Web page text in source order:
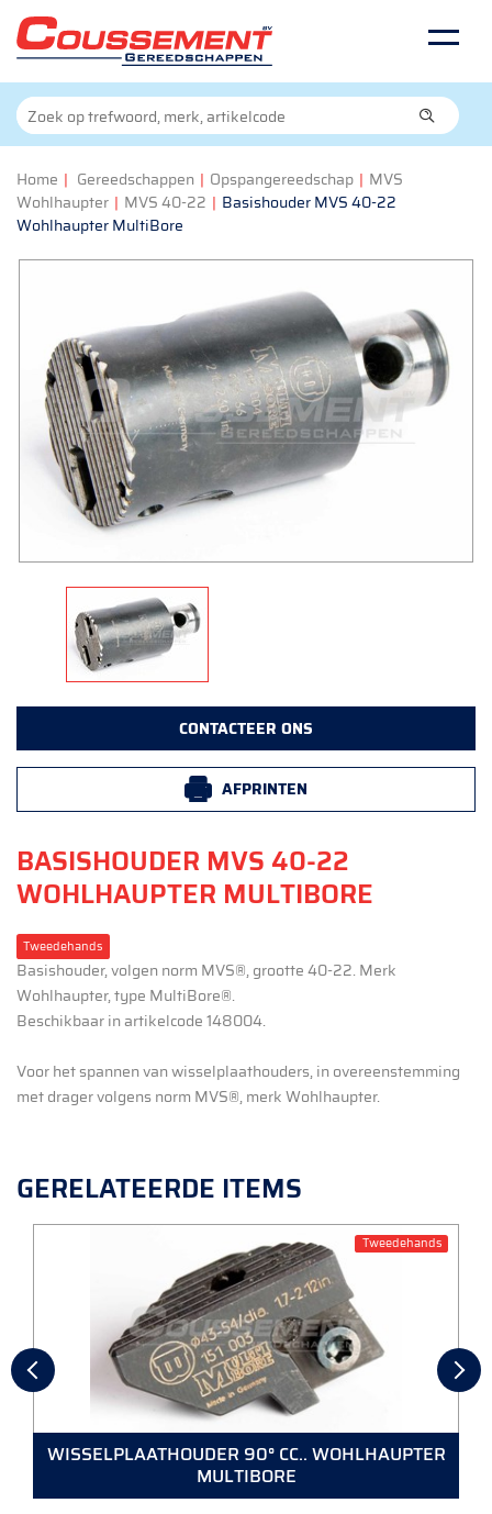
Home | Gereedschappen | Opspangereedschap | MVS
Wohlhaupter | MVS 40-22 | Basishouder MVS 40-22
Wohlhaupter MultiBore
CONTACTEER ONS
AFPRINTEN
BASISHOUDER MVS 40-22
WOHLHAUPTER MULTIBORE
Tweedehands
Basishouder, volgen norm MVS®, grootte 40-22. Merk
Wohlhaupter, type MultiBore®.
Beschikbaar in artikelcode 148004.
Voor het spannen van wisselplaathouders, in overeenstemming
met drager volgens norm MVS®, merk Wohlhaupter.
GERELATEERDE ITEMS
Tweedehands
WISSELPLAATHOUDER 90° CC.. WOHLHAUPTER
MULTIBORE